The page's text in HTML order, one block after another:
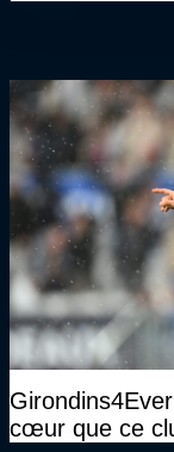
cœur que ce